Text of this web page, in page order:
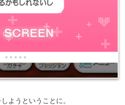
ようということに。